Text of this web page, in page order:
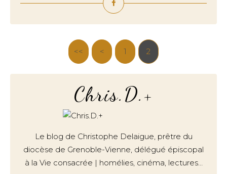
<< < 1 2
Chris.D.+
Le blog de Christophe Delaigue, prêtre du
diocèse de Grenoble-Vienne, délégué épiscopal
à la Vie consacrée | homélies, cinéma, lectures…